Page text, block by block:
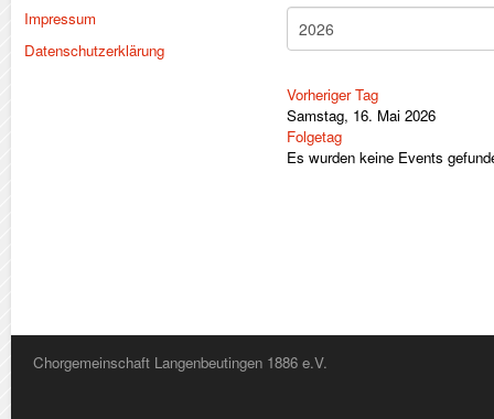
Impressum
Datenschutzerklärung
Vorheriger Tag
Samstag, 16. Mai 2026
Folgetag
Es wurden keine Events
Chorgemeinschaft Langenbeutingen 1886 e.V.